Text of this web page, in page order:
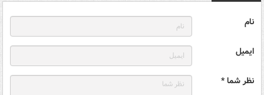
نام
ایمیل
نظر شما *